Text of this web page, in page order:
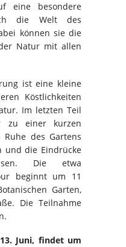
eine besondere
die Welt des
können sie die
Natur mit allen
ist eine kleine
Köstlichkeiten
Im letzten Teil
zu einer kurzen
des Gartens
und die Eindrücke
Die etwa
beginnt um 11
Garten,
Die Teilnahme
Juni, findet um